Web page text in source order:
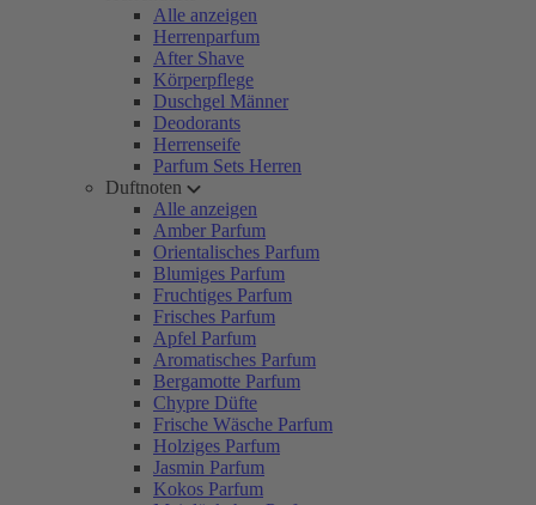
Alle anzeigen
Herrenparfum
After Shave
Körperpflege
Duschgel Männer
Deodorants
Herrenseife
Parfum Sets Herren
Duftnoten
Alle anzeigen
Amber Parfum
Orientalisches Parfum
Blumiges Parfum
Fruchtiges Parfum
Frisches Parfum
Apfel Parfum
Aromatisches Parfum
Bergamotte Parfum
Chypre Düfte
Frische Wäsche Parfum
Holziges Parfum
Jasmin Parfum
Kokos Parfum